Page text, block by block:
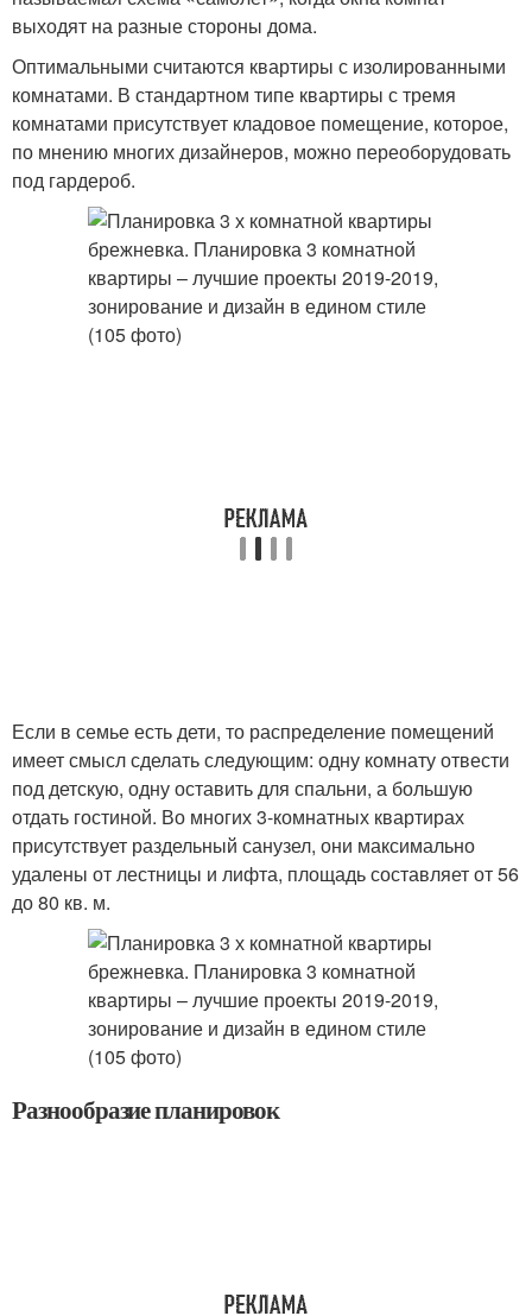
выходят на разные стороны дома.
Оптимальными считаются квартиры с изолированными
комнатами. В стандартном типе квартиры с тремя
комнатами присутствует кладовое помещение, которое,
по мнению многих дизайнеров, можно переоборудовать
под гардероб.
Если в семье есть дети, то распределение помещений
имеет смысл сделать следующим: одну комнату отвести
под детскую, одну оставить для спальни, а большую
отдать гостиной. Во многих 3-комнатных квартирах
присутствует раздельный санузел, они максимально
удалены от лестницы и лифта, площадь составляет от 56
до 80 кв. м.
Разнообразие планировок